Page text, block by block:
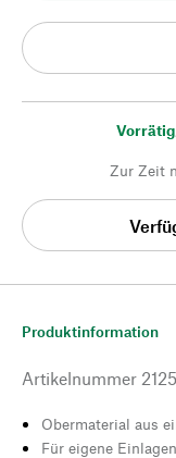
Vorrätig
Zur Zeit
Produktinformation
Artikelnummer
Obermaterial aus
Für eigene